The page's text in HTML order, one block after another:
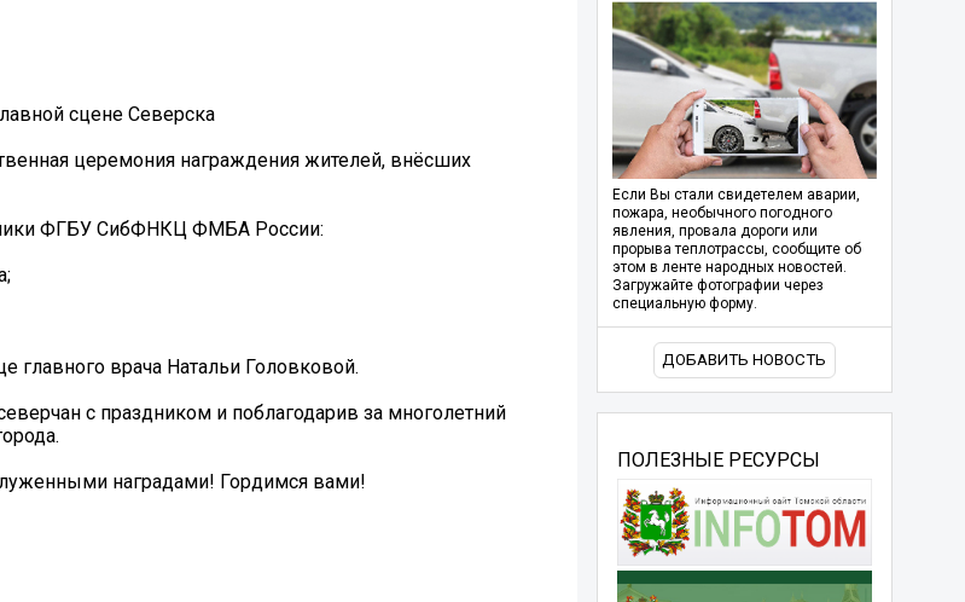
сцене Северска
церемония награждения жителей, внёсших
ФГБУ СибФНКЦ ФМБА России:
главного врача Натальи Головковой.
с праздником и поблагодарив за многолетний
наградами! Гордимся вами!
Если Вы стали свидетелем аварии,
пожара, необычного погодного
явления, провала дороги или
прорыва теплотрассы, сообщите об
этом в ленте народных новостей.
Загружайте фотографии через
специальную форму.
ДОБАВИТЬ НОВОСТЬ
ПОЛЕЗНЫЕ РЕСУРСЫ